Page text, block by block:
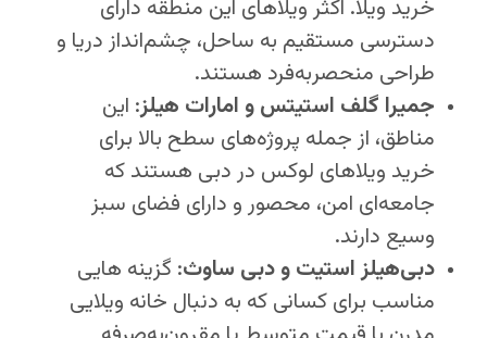
خرید ویلا. اکثر ویلاهای این منطقه دارای
دسترسی مستقیم به ساحل، چشم‌انداز دریا و
طراحی منحصر‌به‌فرد هستند.
جمیرا گلف استیتس و امارات هیلز: این
مناطق، از جمله پروژه‌های سطح بالا برای
خرید ویلاهای لوکس در دبی هستند که
جامعه‌ای امن، محصور و دارای فضای سبز
وسیع دارند.
دبی‌هیلز استیت و دبی ساوث: گزینه‌ هایی
مناسب برای کسانی که به دنبال خانه ویلایی